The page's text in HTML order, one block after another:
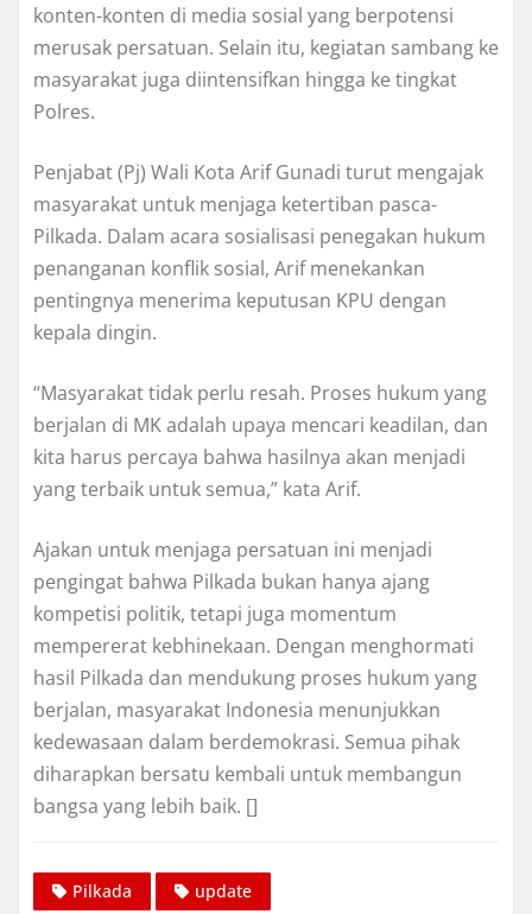
konten-konten di media sosial yang berpotensi
merusak persatuan. Selain itu, kegiatan sambang ke
masyarakat juga diintensifkan hingga ke tingkat
Polres.
Penjabat (Pj) Wali Kota Arif Gunadi turut mengajak
masyarakat untuk menjaga ketertiban pasca-
Pilkada. Dalam acara sosialisasi penegakan hukum
penanganan konflik sosial, Arif menekankan
pentingnya menerima keputusan KPU dengan
kepala dingin.
“Masyarakat tidak perlu resah. Proses hukum yang
berjalan di MK adalah upaya mencari keadilan, dan
kita harus percaya bahwa hasilnya akan menjadi
yang terbaik untuk semua,” kata Arif.
Ajakan untuk menjaga persatuan ini menjadi
pengingat bahwa Pilkada bukan hanya ajang
kompetisi politik, tetapi juga momentum
mempererat kebhinekaan. Dengan menghormati
hasil Pilkada dan mendukung proses hukum yang
berjalan, masyarakat Indonesia menunjukkan
kedewasaan dalam berdemokrasi. Semua pihak
diharapkan bersatu kembali untuk membangun
bangsa yang lebih baik. []
Pilkada update